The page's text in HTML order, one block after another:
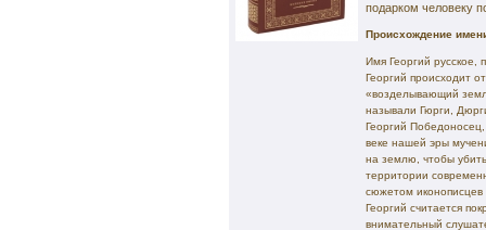
подарком человеку
Происхождение
Имя Георгий русское,
Георгий происходит
«возделывающий
называли Гюрги,
Георгий
веке нашей эры
на землю, чтобы
территории
сюжетом иконописцев
Георгий считается
внимательный